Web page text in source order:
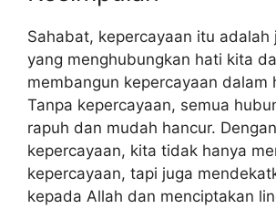
Sahabat, kepercayaan itu adalah
yang menghubungkan hati kita
membangun kepercayaan dalam
Tanpa kepercayaan, semua
rapuh dan mudah hancur.
kepercayaan, kita tidak hanya
kepercayaan, tapi juga
kepada Allah dan menciptakan